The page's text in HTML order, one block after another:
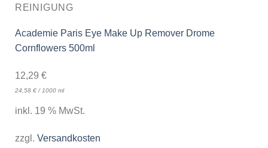
REINIGUNG
Academie Paris Eye Make Up Remover Drome
Cornflowers 500ml
12,29 €
24,58 €/ 1000 ml
inkl. 19 % MwSt.
zzgl. Versandkosten